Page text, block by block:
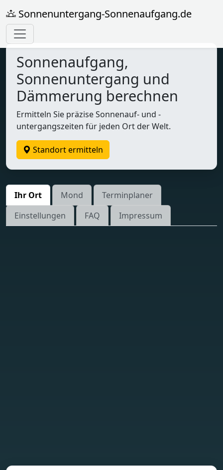
Sonnenuntergang-Sonnenaufgang.de
Sonnenaufgang,
Sonnenuntergang und
Dämmerung berechnen
Ermitteln Sie präzise Sonnenauf- und -
untergangszeiten für jeden Ort der Welt.
Standort ermitteln
Ihr Ort Mond
Terminplaner
Einstellungen
FAQ Impressum